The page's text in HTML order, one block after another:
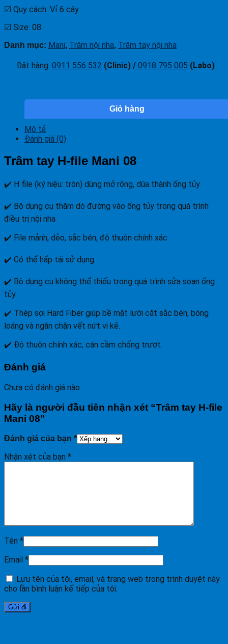
☑ Quy cách: Vỉ 6 cây
☑ Size: 08
Danh mục: Mani, Trâm nội nha, Trâm tay nội nha
Đặt hàng: 0911 556 532 (Clinic) / 0918 795 005 (Labo)
Giỏ hàng
Mô tả
Đánh giá (0)
Trâm tay H-file Mani 08
✔️ H file (ký hiệu: tròn) dùng mở rộng, dũa thành ống tủy
✔️ Bộ dụng cụ thăm dò đường vào ống tủy trong quá trình
điều trị nội nha
✔️ File mảnh, dẻo, sắc bén, độ thuôn chính xác
✔️ Có thể hấp tái sử dụng.
✔️ Bộ dụng cụ không thể thiếu trong quá trình sửa soạn ống
tủy.
✔️ Thép sợi Hard Fiber giúp bề mặt lưỡi cắt sắc bén, bóng
loáng và ngăn chặn vết nứt vi kẽ.
✔️ Độ thuôn chính xác, cán cầm chống trượt.
Đánh giá
Chưa có đánh giá nào.
Hãy là người đầu tiên nhận xét “Trâm tay H-file
Mani 08”
Đánh giá của bạn *
Nhận xét của bạn *
Tên *
Email *
Lưu tên của tôi, email, và trang web trong trình duyệt này
cho lần bình luận kế tiếp của tôi.